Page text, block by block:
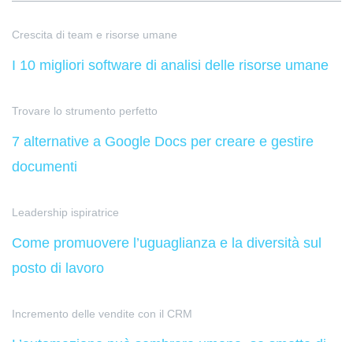
Crescita di team e risorse umane
I 10 migliori software di analisi delle risorse umane
Trovare lo strumento perfetto
7 alternative a Google Docs per creare e gestire
documenti
Leadership ispiratrice
Come promuovere l’uguaglianza e la diversità sul
posto di lavoro
Incremento delle vendite con il CRM